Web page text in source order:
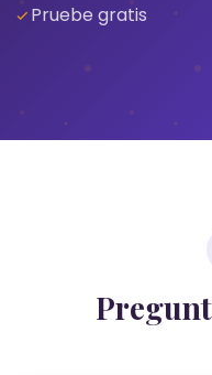
Pruebe gratis